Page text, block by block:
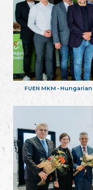
FUEN MKM -